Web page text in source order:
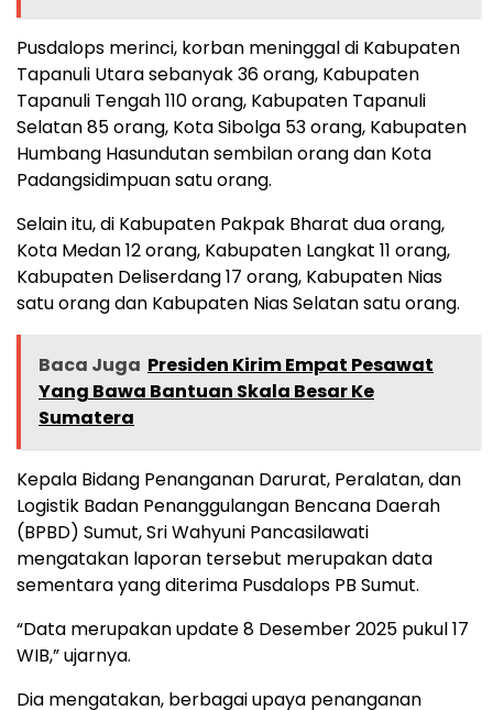
Pusdalops merinci, korban meninggal di Kabupaten
Tapanuli Utara sebanyak 36 orang, Kabupaten
Tapanuli Tengah 110 orang, Kabupaten Tapanuli
Selatan 85 orang, Kota Sibolga 53 orang, Kabupaten
Humbang Hasundutan sembilan orang dan Kota
Padangsidimpuan satu orang.
Selain itu, di Kabupaten Pakpak Bharat dua orang,
Kota Medan 12 orang, Kabupaten Langkat 11 orang,
Kabupaten Deliserdang 17 orang, Kabupaten Nias
satu orang dan Kabupaten Nias Selatan satu orang.
Baca Juga Presiden Kirim Empat Pesawat
Yang Bawa Bantuan Skala Besar Ke
Sumatera
Kepala Bidang Penanganan Darurat, Peralatan, dan
Logistik Badan Penanggulangan Bencana Daerah
(BPBD) Sumut, Sri Wahyuni Pancasilawati
mengatakan laporan tersebut merupakan data
sementara yang diterima Pusdalops PB Sumut.
“Data merupakan update 8 Desember 2025 pukul 17
WIB,” ujarnya.
Dia mengatakan, berbagai upaya penanganan